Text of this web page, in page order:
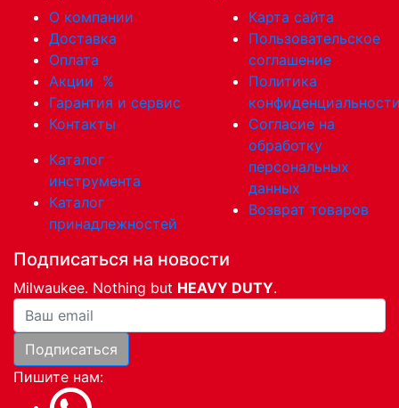
О компании
Доставка
Оплата
Акции %
Гарантия и сервис
Контакты
Каталог
инструмента
Каталог
принадлежностей
Карта сайта
Пользовательское
соглашение
Политика
Согласие на
обработку
персональных
данных
Возврат товаров
Подписаться на новости
Milwaukee. Nothing but HEAVY DUTY.
Ваша почта
Подписаться
Пишите нам: